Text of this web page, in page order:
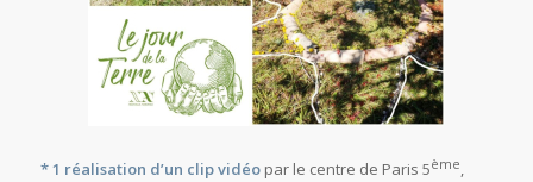
* 1 réalisation d’un clip vidéopar le centre de Paris 5ème,